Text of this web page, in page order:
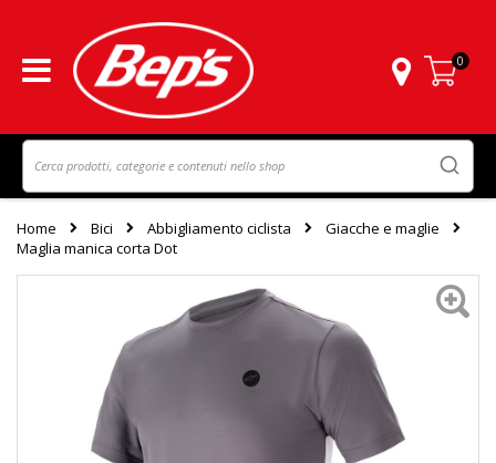
Carrello
0
Home Bici Abbigliamento ciclista
Giacche e maglie
Maglia manica corta Dot